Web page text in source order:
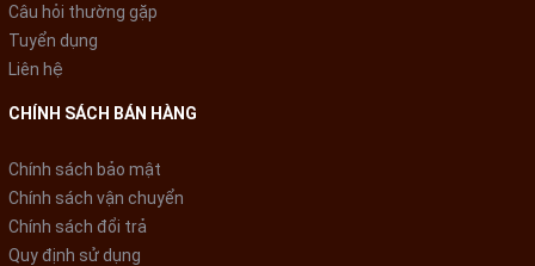
nhanh, tỏa nhiệt đều hỗ trợ cho việc nấu ăn được nhanh chóng
hơn, đặc biệt giữ được hương vị tự nhiên nhất của thực phẩm
Câu hỏi thường gặp
Tuyển dụng
Liên hệ
CHÍNH SÁCH BÁN HÀNG
Chính sách bảo mật
Chính sách vận chuyển
Chính sách đổi trả
Quy định sử dụng